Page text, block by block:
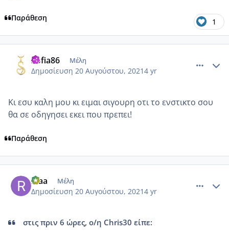
Παράθεση 1
Sofia86 Μέλη
Δημοσίευση 20 Αυγούστου, 20214 yr
Κι εσυ καλη μου κι ειμαι σιγουρη οτι το ενστικτο σου
θα σε οδηγησει εκει που πρεπει!
Παράθεση
Riaa Μέλη
Δημοσίευση 20 Αυγούστου, 20214 yr
στις πριν 6 ώρες, ο/η Chris30 είπε: